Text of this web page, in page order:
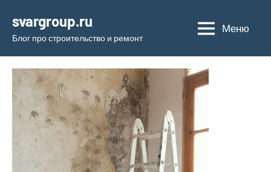
содержимому
svargroup.ru
Блог про строительство и ремонт
Меню